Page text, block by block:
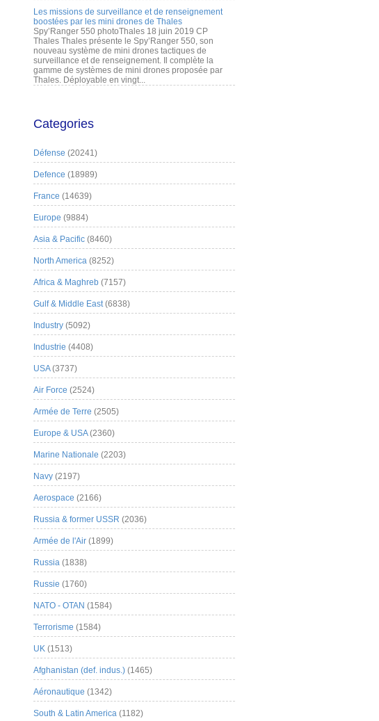
Les missions de surveillance et de renseignement
boostées par les mini drones de Thales
Spy’Ranger 550 photoThales 18 juin 2019 CP
Thales Thales présente le Spy’Ranger 550, son
nouveau système de mini drones tactiques de
surveillance et de renseignement. Il complète la
gamme de systèmes de mini drones proposée par
Thales. Déployable en vingt...
Categories
Défense (20241)
Defence (18989)
France (14639)
Europe (9884)
Asia & Pacific (8460)
North America (8252)
Africa & Maghreb (7157)
Gulf & Middle East(6838)
Industry (5092)
Industrie (4408)
USA(3737)
Air Force (2524)
Armée de Terre (2505)
Europe & USA(2360)
Marine Nationale (2203)
Navy (2197)
Aerospace (2166)
Russia & former USSR (2036)
Armée de l'Air (1899)
Russia (1838)
Russie (1760)
NATO - OTAN (1584)
Terrorisme (1584)
UK (1513)
Afghanistan (def. indus.) (1465)
Aéronautique (1342)
South & Latin America (1182)